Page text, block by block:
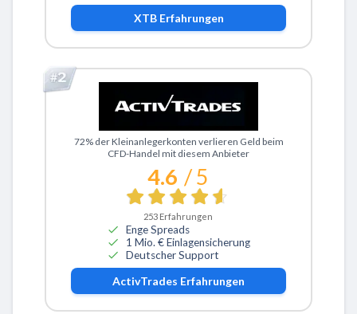
XTBErfahrungen
Zu ActivTrades
72% der Kleinanlegerkonten verlieren Geld beim
CFD-Handel mit diesem Anbieter
4.6 / 5
253 Erfahrungen
Enge Spreads
1 Mio. € Einlagensicherung
Deutscher Support
ActivTrades Erfahrungen